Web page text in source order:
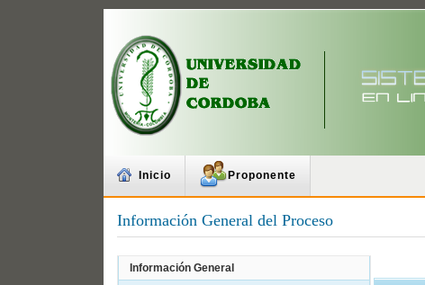
Inicio Proponente
Información General del Proceso
Información General